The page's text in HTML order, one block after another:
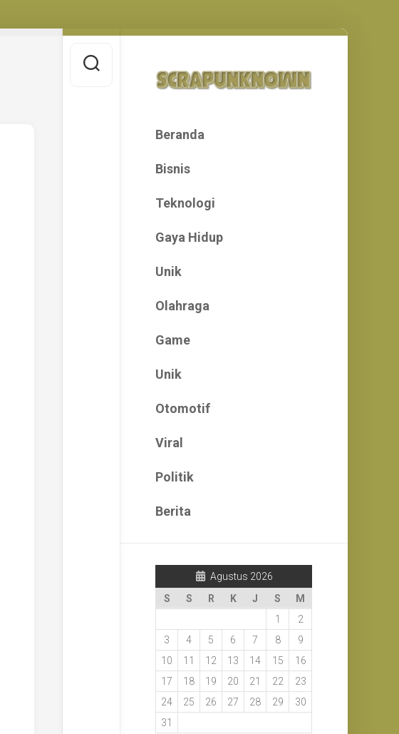
Beranda
Bisnis
Teknologi
Gaya Hidup
Unik
Olahraga
Game
Unik
Otomotif
Viral
Politik
Berita
Agustus 2026
S
S R K J S
M
1
2
3
4 5 6 7 8
9
10
11 12 13 14 15
16
17
18 19 20 21 22
23
24
25 26 27 28 29
30
31